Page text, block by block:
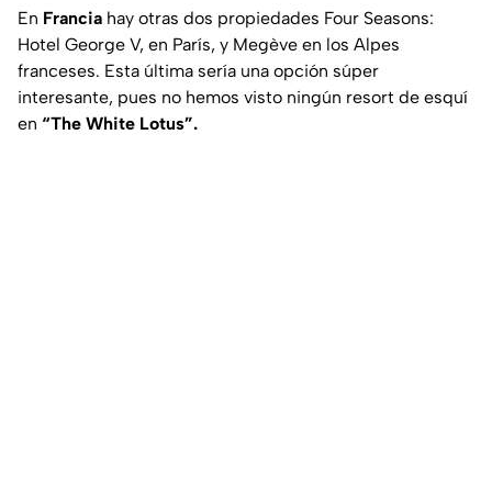
En Francia hay otras dos propiedades Four Seasons:
Hotel George V, en París, y Megève en los Alpes
franceses. Esta última sería una opción súper
interesante, pues no hemos visto ningún resort de esquí
en “The White Lotus”.